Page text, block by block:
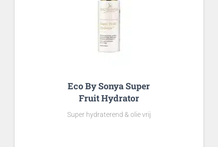
Eco By Sonya Super
Fruit Hydrator
Super hydraterend & olie vrij